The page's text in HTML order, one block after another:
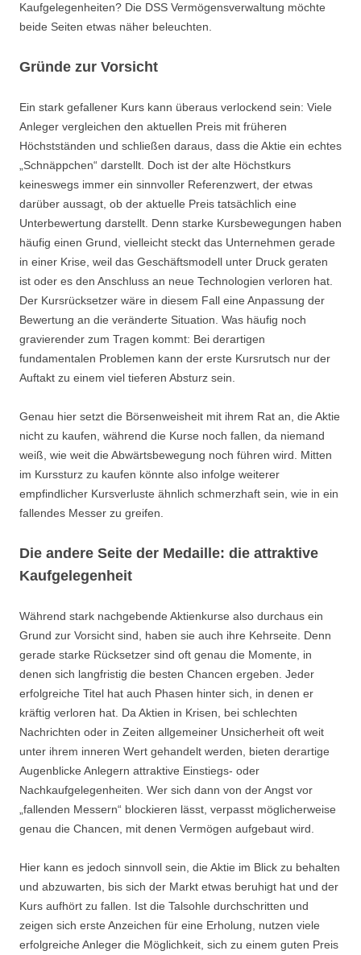
Kaufgelegenheiten? Die DSS Vermögensverwaltung möchte
beide Seiten etwas näher beleuchten.
Gründe zur Vorsicht
Ein stark gefallener Kurs kann überaus verlockend sein: Viele
Anleger vergleichen den aktuellen Preis mit früheren
Höchstständen und schließen daraus, dass die Aktie ein echtes
„Schnäppchen“ darstellt. Doch ist der alte Höchstkurs
keineswegs immer ein sinnvoller Referenzwert, der etwas
darüber aussagt, ob der aktuelle Preis tatsächlich eine
Unterbewertung darstellt. Denn starke Kursbewegungen haben
häufig einen Grund, vielleicht steckt das Unternehmen gerade
in einer Krise, weil das Geschäftsmodell unter Druck geraten
ist oder es den Anschluss an neue Technologien verloren hat.
Der Kursrücksetzer wäre in diesem Fall eine Anpassung der
Bewertung an die veränderte Situation. Was häufig noch
gravierender zum Tragen kommt: Bei derartigen
fundamentalen Problemen kann der erste Kursrutsch nur der
Auftakt zu einem viel tieferen Absturz sein.
Genau hier setzt die Börsenweisheit mit ihrem Rat an, die Aktie
nicht zu kaufen, während die Kurse noch fallen, da niemand
weiß, wie weit die Abwärtsbewegung noch führen wird. Mitten
im Kurssturz zu kaufen könnte also infolge weiterer
empfindlicher Kursverluste ähnlich schmerzhaft sein, wie in ein
fallendes Messer zu greifen.
Die andere Seite der Medaille: die attraktive
Kaufgelegenheit
Während stark nachgebende Aktienkurse also durchaus ein
Grund zur Vorsicht sind, haben sie auch ihre Kehrseite. Denn
gerade starke Rücksetzer sind oft genau die Momente, in
denen sich langfristig die besten Chancen ergeben. Jeder
erfolgreiche Titel hat auch Phasen hinter sich, in denen er
kräftig verloren hat. Da Aktien in Krisen, bei schlechten
Nachrichten oder in Zeiten allgemeiner Unsicherheit oft weit
unter ihrem inneren Wert gehandelt werden, bieten derartige
Augenblicke Anlegern attraktive Einstiegs- oder
Nachkaufgelegenheiten. Wer sich dann von der Angst vor
„fallenden Messern“ blockieren lässt, verpasst möglicherweise
genau die Chancen, mit denen Vermögen aufgebaut wird.
Hier kann es jedoch sinnvoll sein, die Aktie im Blick zu behalten
und abzuwarten, bis sich der Markt etwas beruhigt hat und der
Kurs aufhört zu fallen. Ist die Talsohle durchschritten und
zeigen sich erste Anzeichen für eine Erholung, nutzen viele
erfolgreiche Anleger die Möglichkeit, sich zu einem guten Preis